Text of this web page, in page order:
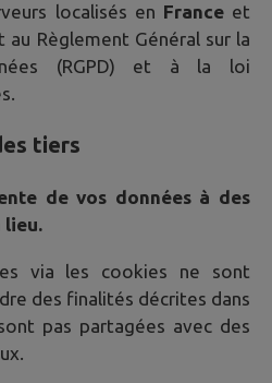
localisés en Franceet
Règlement Général sur la
(RGPD) et à la loi
tiers
de vos données à des
lieu.
via les cookies ne sont
des finalités décrites dans
pas partagées avec des